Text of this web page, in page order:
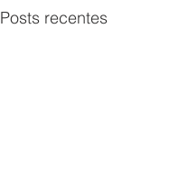
Posts recentes